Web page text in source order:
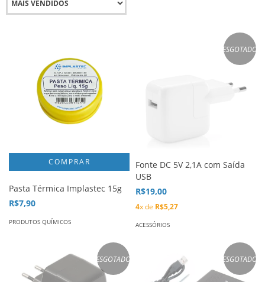
Pasta Térmica Implastec 15g
R$7,90
PRODUTOS QUÍMICOS
ESGOTADO
Fonte DC 5V 2,1A com Saída
USB
R$19,00
4x de R$5,27
ACESSÓRIOS
ESGOTADO ESGOTADO